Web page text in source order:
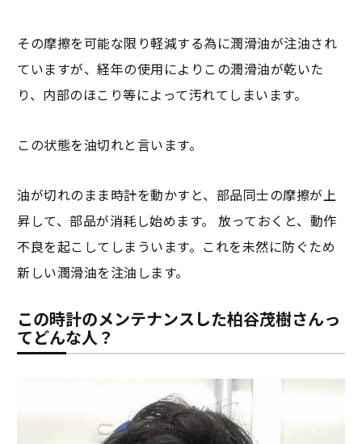
その摩擦を可能な限り軽減する為に潤滑油が注油され
ていますが、経年の使用によりこの潤滑油が乾いた
り、内部のほこり等によって汚れてしまいます。
この状態を油切れと言います。
油が切れのまま時計を動かすと、部品同士の摩擦が上
昇して、部品が消耗し始めます。 放っておくと、動作
不良を起こしてしまういます。これを未然に防ぐため
新しい潤滑油を注油します。
この時計のメンテナンスした柏谷茂樹さんっ
てどんな人？